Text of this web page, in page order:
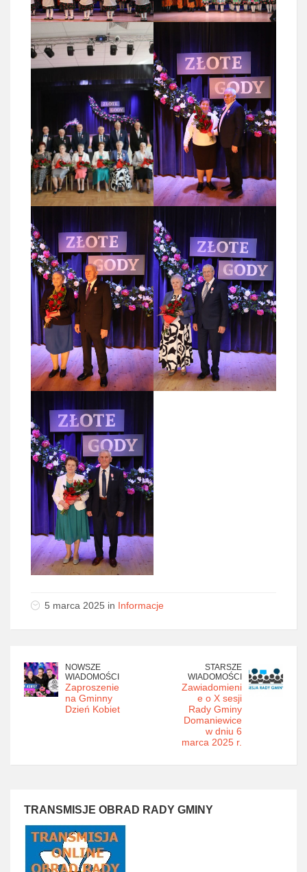
5 marca 2025 in Informacje
NOWSZE
WIADOMOŚCI
Zaproszenie
na Gminny
Dzień Kobiet
STARSZE
WIADOMOŚCI
Zawiadomieni
e o X sesji
Rady Gminy
Domaniewice
w dniu 6
marca 2025 r.
TRANSMISJE OBRAD RADY GMINY